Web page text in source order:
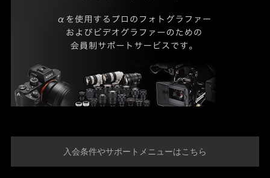
入会条件やサポートメニューはこちら